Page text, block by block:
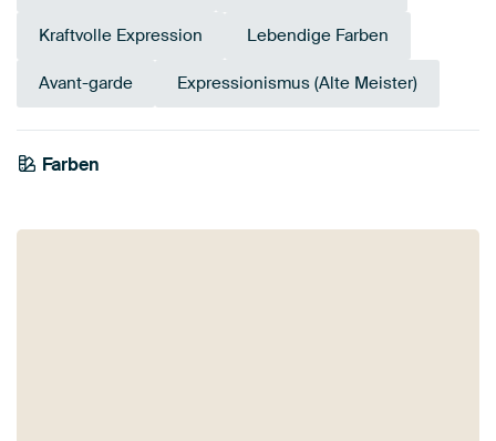
Kraftvolle Expression Lebendige Farben
Avant-garde Expressionismus (Alte Meister)
Farben
Beige
Olivgrün
Anthrazit